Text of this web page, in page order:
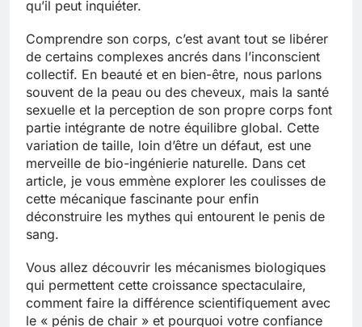
qu’il peut inquiéter.
Comprendre son corps, c’est avant tout se libérer
de certains complexes ancrés dans l’inconscient
collectif. En beauté et en bien-être, nous parlons
souvent de la peau ou des cheveux, mais la santé
sexuelle et la perception de son propre corps font
partie intégrante de notre équilibre global. Cette
variation de taille, loin d’être un défaut, est une
merveille de bio-ingénierie naturelle. Dans cet
article, je vous emmène explorer les coulisses de
cette mécanique fascinante pour enfin
déconstruire les mythes qui entourent le penis de
sang.
Vous allez découvrir les mécanismes biologiques
qui permettent cette croissance spectaculaire,
comment faire la différence scientifiquement avec
le « pénis de chair » et pourquoi votre confiance